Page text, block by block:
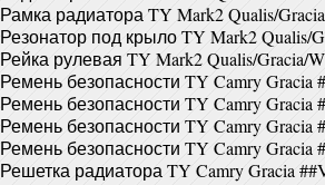
Рамка радиатора TY Mark2 Qualis/
Резонатор под крыло TY Mark2 Qualis/
Рейка рулевая TY Mark2 Qualis/Gracia/
Ремень безопасности TY Camry Gracia
Ремень безопасности TY Camry Gracia
Ремень безопасности TY Camry Gracia
Ремень безопасности TY Camry Gracia
Решетка радиатора TY Camry Gracia